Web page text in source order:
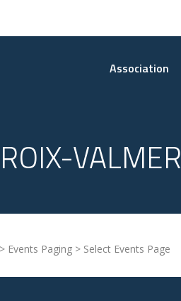
Association
VALMER
Events Paging > Select Events Page